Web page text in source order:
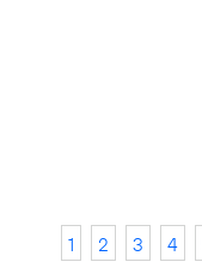
1 2 3 4